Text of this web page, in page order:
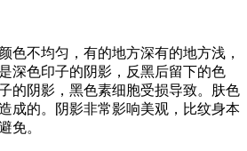
色不均匀，有的地方深有的地方浅，
深色印子的阴影，反黑后留下的色
的阴影，黑色素细胞受损导致。肤色
成的。阴影非常影响美观，比纹身本
免。